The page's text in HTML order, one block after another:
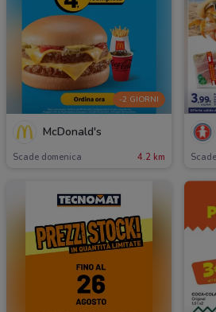
-2 GIORNI
McDonald's
Scade domenica 4.2 km